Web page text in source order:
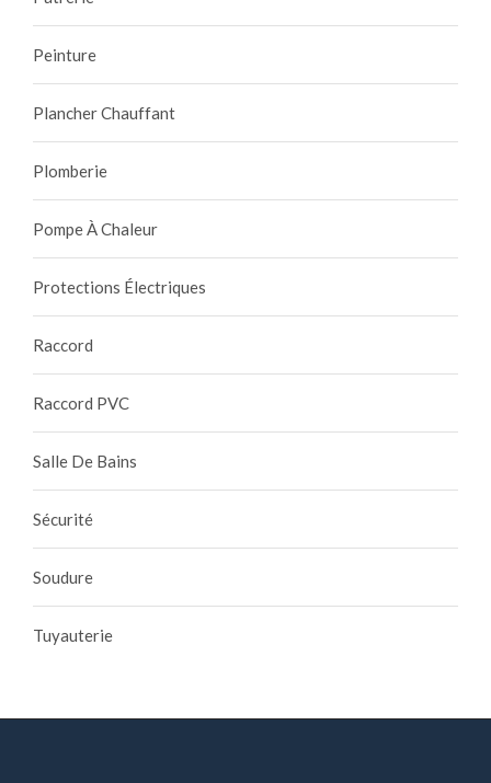
Peinture
Plancher Chauffant
Plomberie
Pompe À Chaleur
Protections Électriques
Raccord
Raccord PVC
Salle De Bains
Sécurité
Soudure
Tuyauterie